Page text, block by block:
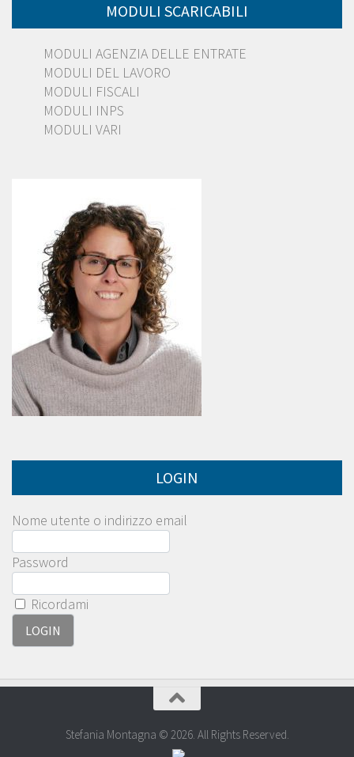
MODULI SCARICABILI
MODULI AGENZIA DELLE ENTRATE
MODULI DEL LAVORO
MODULI FISCALI
MODULI INPS
MODULI VARI
LOGIN
Nome utente o indirizzo email
Password
Ricordami
Stefania Montagna © 2026. All Rights Reserved.